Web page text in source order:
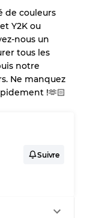
A, 30% B
B, 40% C
de couleurs
Y2K ou
nous un
tous les
notre
Ne manquez
!🫶🏻
Suivre